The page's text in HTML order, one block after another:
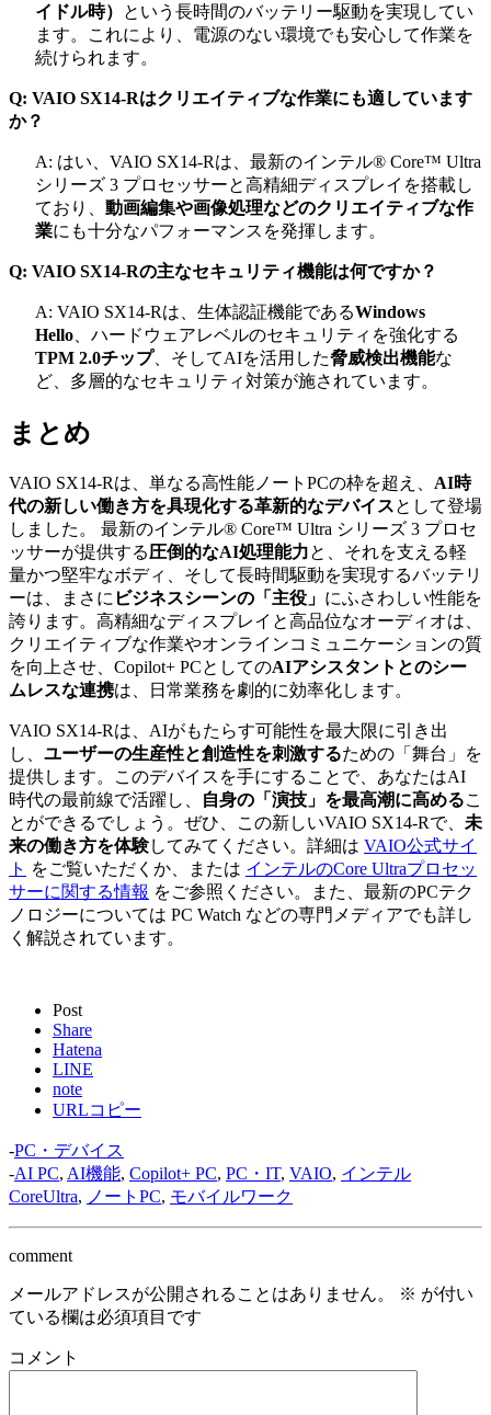
イドル時）
という長時間のバッテリー駆動を実現してい
ます。これにより、電源のない環境でも安心して作業を
続けられます。
Q: VAIO SX14-Rはクリエイティブな作業にも適しています
か？
A: はい、VAIO SX14-Rは、最新のインテル® Core™ Ultra
シリーズ 3 プロセッサーと高精細ディスプレイを搭載し
ており、 動画編集や画像処理などのクリエイティブな作
業にも十分なパフォーマンスを発揮します。
Q: VAIO SX14-Rの主なセキュリティ機能は何ですか？
A: VAIO SX14-Rは、生体認証機能であるWindows
Hello 、ハードウェアレベルのセキュリティを強化する
TPM 2.0チップ、そしてAIを活用した脅威検出機能な
ど、多層的なセキュリティ対策が施されています。
まとめ
VAIO SX14-Rは、単なる高性能ノートPCの枠を超え、 AI時
代の新しい働き方を具現化する革新的なデバイスとして登場
しました。 最新のインテル® Core™ Ultra シリーズ 3 プロセ
ッサーが提供する圧倒的なAI処理能力と、それを支える軽
量かつ堅牢なボディ、そして長時間駆動を実現するバッテリ
ーは、まさに ビジネスシーンの「主役」 にふさわしい性能を
誇ります。高精細なディスプレイと高品位なオーディオは、
クリエイティブな作業やオンラインコミュニケーションの質
を向上させ、Copilot+ PCとしてのAIアシスタントとのシー
ムレスな連携は、日常業務を劇的に効率化します。
VAIO SX14-Rは、AIがもたらす可能性を最大限に引き出
し、 ユーザーの生産性と創造性を刺激するための「舞台」を
提供します。このデバイスを手にすることで、あなたはAI
時代の最前線で活躍し、
自身の「演技」を最高潮に高めるこ
とができるでしょう。ぜひ、この新しいVAIO SX14-Rで、 未
来の働き方を体験してみてください。詳細は VAIO公式サイ
ト をご覧いただくか、または インテルのCore Ultraプロセッ
サーに関する情報 をご参照ください。また、最新のPCテク
ノロジーについては PC Watch などの専門メディアでも詳し
く解説されています。
Post
Share
Hatena
LINE
note
URLコピー
-PC・デバイス
-AI PC, AI機能, Copilot+ PC, PC・IT, VAIO, インテル
CoreUltra, ノートPC, モバイルワーク
comment
メールアドレスが公開されることはありません。 ※ が付い
ている欄は必須項目です
コメント